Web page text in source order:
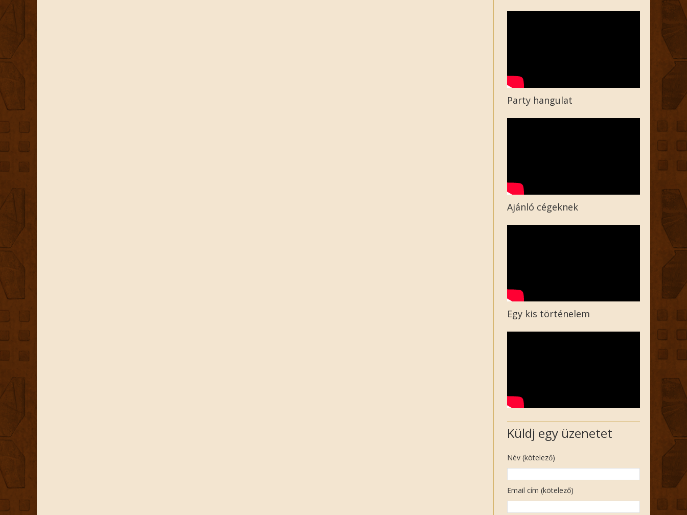
Party hangulat
Ajánló cégeknek
Egy kis történelem
Küldj egy üzenetet
Név (kötelező)
Email cím (kötelező)